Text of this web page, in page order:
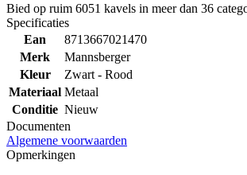
Bied op ruim 6051 kavels in meer dan 36
Specificaties
Ean
8713667021470
Merk
Mannsberger
Kleur
Zwart - Rood
Materiaal Metaal
Conditie Nieuw
Documenten
Algemene voorwaarden
Opmerkingen